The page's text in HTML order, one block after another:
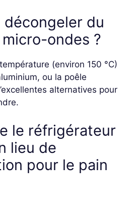
décongeler du
ondes ?
(environ 150 °C)
ou la poêle
alternatives pour
le réfrigérateur
lieu de
pour le pain